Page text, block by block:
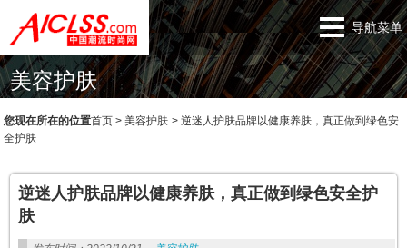
导航菜单
美容护肤
您现在所在的位置首页 >美容护肤 >逆迷人护肤品牌以健康养肤，真正做到绿色安
全护肤
逆迷人护肤品牌以健康养肤，真正做到绿色安全护
肤